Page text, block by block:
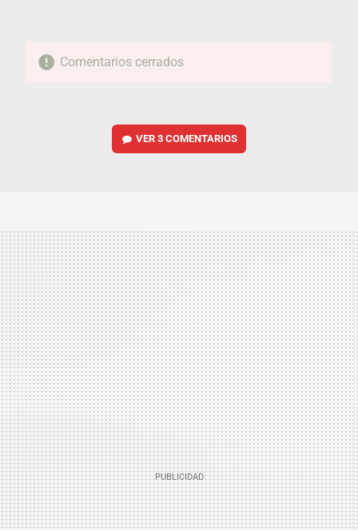
Comentarios cerrados
VER3 COMENTARIOS